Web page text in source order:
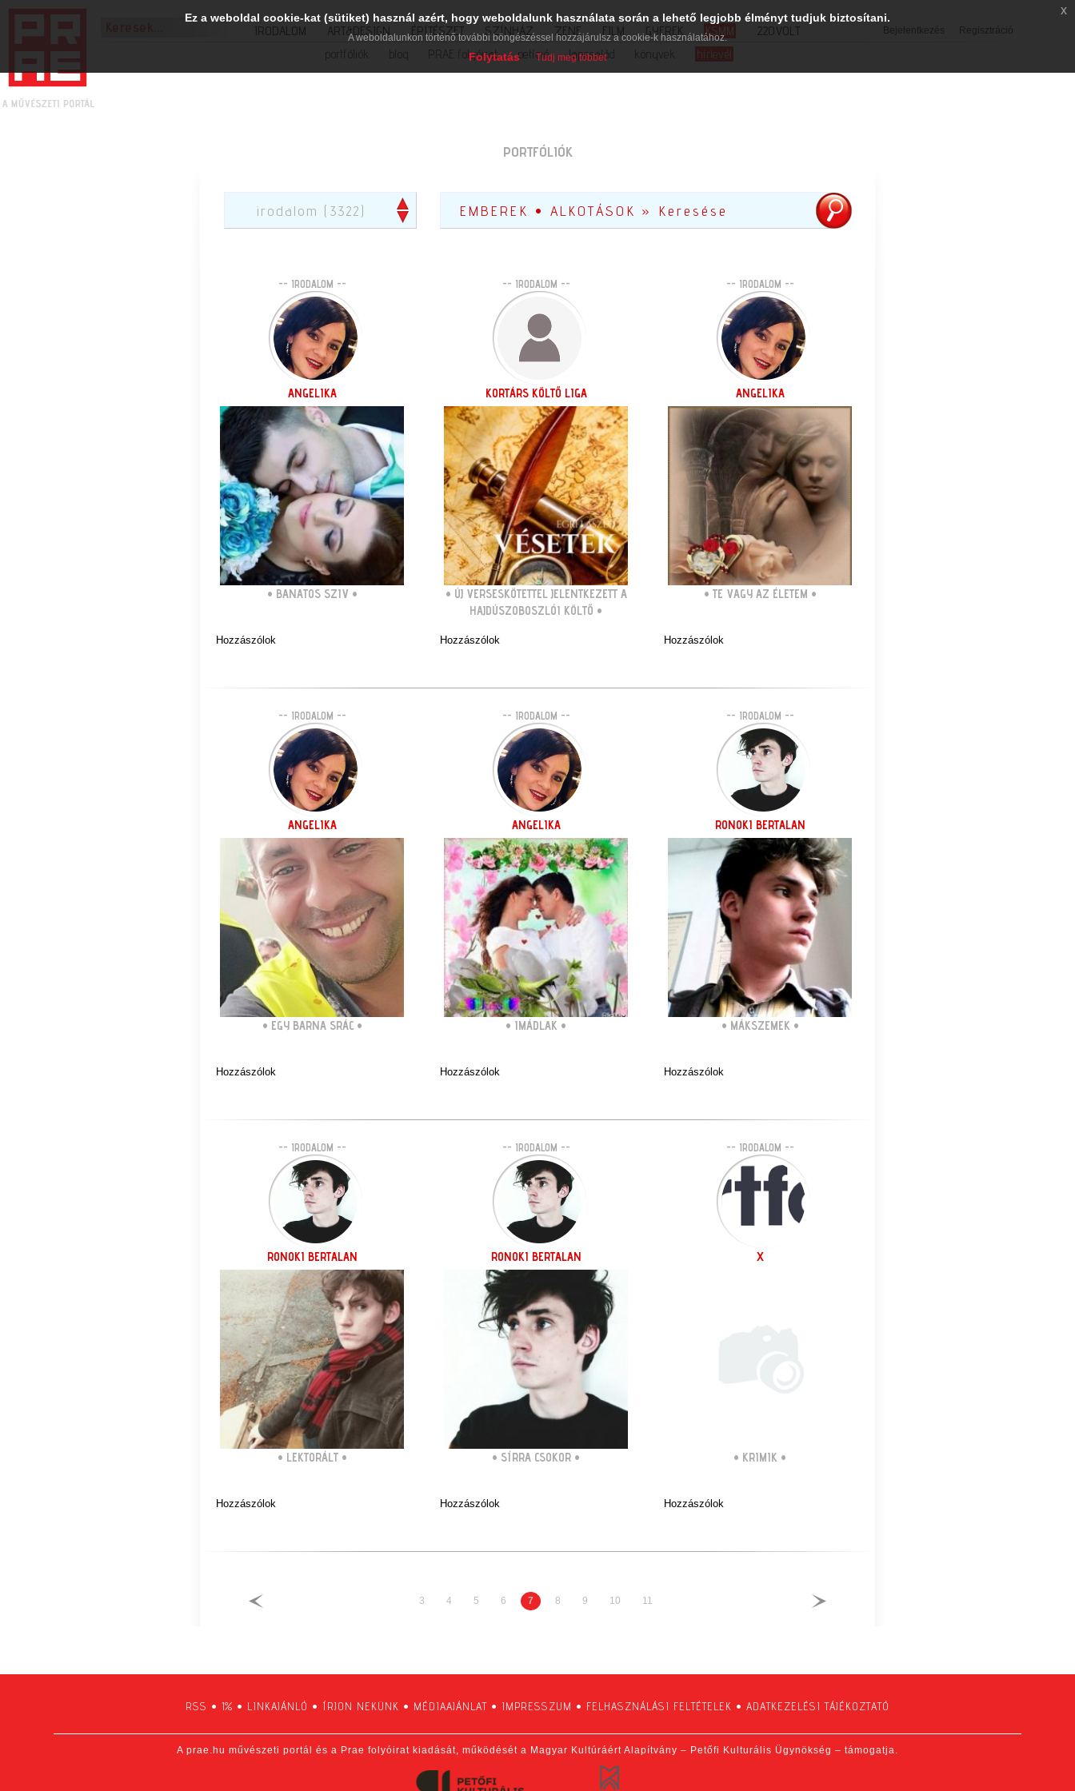
Bejelentkezés Regisztráció
IRODALOM ART&DESIGN ÉPÍTÉSZET SZÍNHÁZ ZENE FILM GYEREK KSMM
220VOLT
portfóliók
PRAE folyóirat petíció lapcsalád könyvek hírlevél
PORTFÓLIÓK
irodalom (3322)
-- IRODALOM --
ANGELIKA
• BANATOS SZIV •
Hozzászólok
-- IRODALOM --
KORTÁRS KÖLTŐ LIGA
• ÚJ VERSESKÖTETTEL JELENTKEZETT A
HAJDÚSZOBOSZLÓI KÖLTŐ •
Hozzászólok
-- IRODALOM --
ANGELIKA
• TE VAGY AZ ÉLETEM •
Hozzászólok
-- IRODALOM --
ANGELIKA
• EGY BARNA SRÁC•
Hozzászólok
-- IRODALOM --
ANGELIKA
• IMÁDLAK •
Hozzászólok
-- IRODALOM --
RONOKI BERTALAN
• MÁKSZEMEK •
Hozzászólok
-- IRODALOM --
RONOKI BERTALAN
• LEKTORÁLT•
Hozzászólok
-- IRODALOM --
RONOKI BERTALAN
• SÍRRA CSOKOR •
Hozzászólok
-- IRODALOM --
X
• KRIMIK •
Hozzászólok
3 4 5 6 7 8 9 10 11
RSS • 1% • LINKAJÁNLÓ • ÍRJON NEKÜNK • MÉDIAAJÁNLAT • IMPRESSZUM • FELHASZNÁLÁSI FELTÉTELEK • ADATKEZELÉSI TÁJÉKOZTATÓ
A prae.hu művészeti portál és a Prae folyóirat kiadását, működését a Magyar Kultúráért Alapítvány – Petőfi Kulturális Ügynökség – támogatja.
Ez a weboldal cookie-kat (sütiket) használ azért, hogy weboldalunk használata során a lehető legjobb élményt tudjuk biztosítani.
A weboldalunkon történő további böngészéssel hozzájárulsz a cookie-k használatához.
Folytatás Tudj meg többet
x